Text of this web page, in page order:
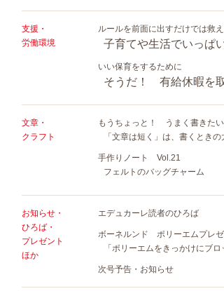
支援・
労働環境
ルールを前面に出すだけでは救
子育てや生活でいっぱ
いい保育をするために
そうだ！ 有給休暇を
文章・
クラフト
もうちょっと！ うまく書きたい
「文章は短く」は、書くときの
手作りノート Vol.21
フェルトのバッグチャーム
お知らせ・
ひろば・
プレゼント
ほか
エデュカーレ読者のひろば
ボーネルンド ポリーエムプレ
「ポリーエムをきっかけにブ
次号予告・お知らせ